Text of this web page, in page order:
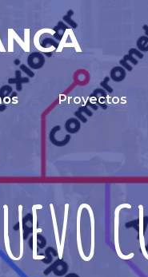
Proyectos